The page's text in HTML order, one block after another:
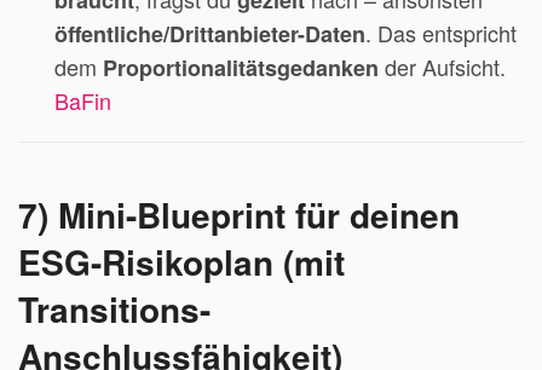
öffentliche/Drittanbieter-Daten. Das entspricht
dem Proportionalitätsgedanken der Aufsicht.
BaFin
7) Mini-Blueprint für deinen
ESG-Risikoplan (mit
Transitions-
Anschlussfähigkeit)